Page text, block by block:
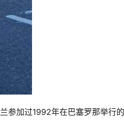
参加过1992年在巴塞罗那举行